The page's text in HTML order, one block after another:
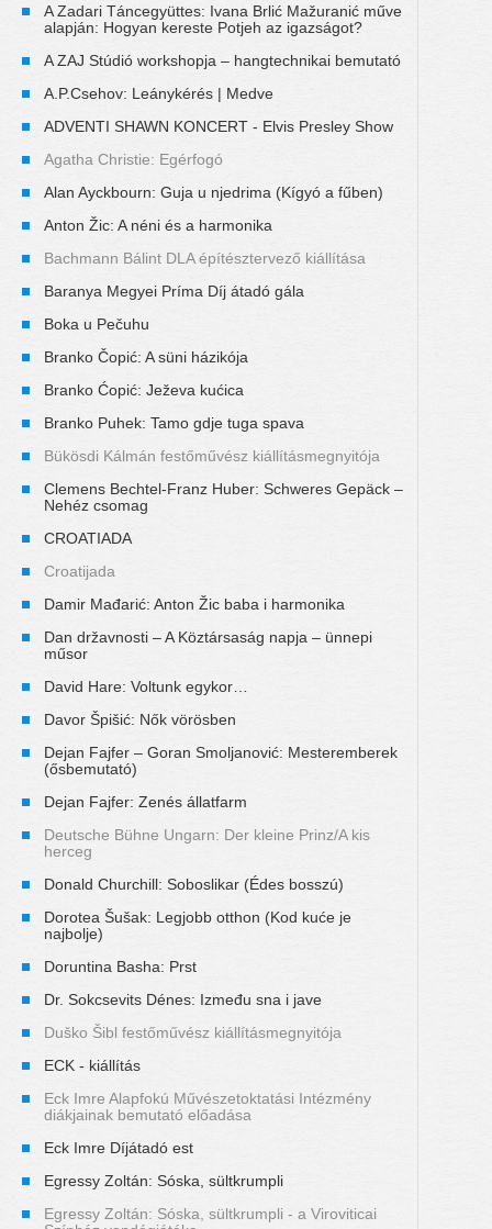
A Zadari Táncegyüttes: Ivana Brlić Mažuranić műve
alapján: Hogyan kereste Potjeh az igazságot?
A ZAJ Stúdió workshopja – hangtechnikai bemutató
A.P.Csehov: Leánykérés | Medve
ADVENTI SHAWN KONCERT - Elvis Presley Show
Agatha Christie: Egérfogó
Alan Ayckbourn: Guja u njedrima (Kígyó a fűben)
Anton Žic: A néni és a harmonika
Bachmann Bálint DLA építésztervező kiállítása
Baranya Megyei Príma Díj átadó gála
Boka u Pečuhu
Branko Čopić: A süni házikója
Branko Ćopić: Ježeva kućica
Branko Puhek: Tamo gdje tuga spava
Bükösdi Kálmán festőművész kiállításmegnyitója
Clemens Bechtel-Franz Huber: Schweres Gepäck –
Nehéz csomag
CROATIADA
Croatijada
Damir Mađarić: Anton Žic baba i harmonika
Dan državnosti – A Köztársaság napja – ünnepi
műsor
David Hare: Voltunk egykor…
Davor Špišić: Nők vörösben
Dejan Fajfer – Goran Smoljanović: Mesteremberek
(ősbemutató)
Dejan Fajfer: Zenés állatfarm
Deutsche Bühne Ungarn: Der kleine Prinz/A kis
herceg
Donald Churchill: Soboslikar (Édes bosszú)
Dorotea Šušak: Legjobb otthon (Kod kuće je
najbolje)
Doruntina Basha: Prst
Dr. Sokcsevits Dénes: Između sna i jave
Duško Šibl festőművész kiállításmegnyitója
ECK - kiállítás
Eck Imre Alapfokú Művészetoktatási Intézmény
diákjainak bemutató előadása
Eck Imre Díjátadó est
Egressy Zoltán: Sóska, sültkrumpli
Egressy Zoltán: Sóska, sültkrumpli - a Viroviticai